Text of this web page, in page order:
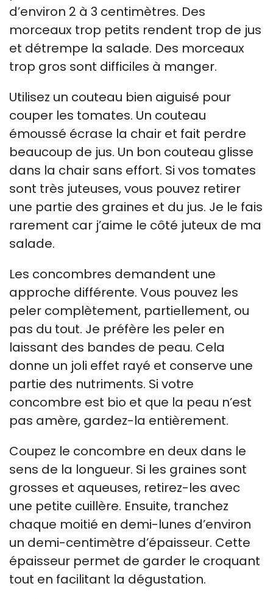
d’environ 2 à 3 centimètres. Des
morceaux trop petits rendent trop de jus
et détrempe la salade. Des morceaux
trop gros sont difficiles à manger.
Utilisez un couteau bien aiguisé pour
couper les tomates. Un couteau
émoussé écrase la chair et fait perdre
beaucoup de jus. Un bon couteau glisse
dans la chair sans effort. Si vos tomates
sont très juteuses, vous pouvez retirer
une partie des graines et du jus. Je le fais
rarement car j’aime le côté juteux de ma
salade.
Les concombres demandent une
approche différente. Vous pouvez les
peler complètement, partiellement, ou
pas du tout. Je préfère les peler en
laissant des bandes de peau. Cela
donne un joli effet rayé et conserve une
partie des nutriments. Si votre
concombre est bio et que la peau n’est
pas amère, gardez-la entièrement.
Coupez le concombre en deux dans le
sens de la longueur. Si les graines sont
grosses et aqueuses, retirez-les avec
une petite cuillère. Ensuite, tranchez
chaque moitié en demi-lunes d’environ
un demi-centimètre d’épaisseur. Cette
épaisseur permet de garder le croquant
tout en facilitant la dégustation.